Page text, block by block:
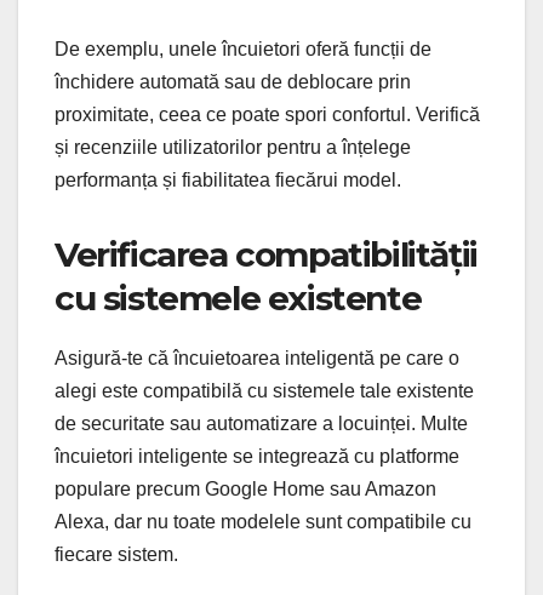
De exemplu, unele încuietori oferă funcții de
închidere automată sau de deblocare prin
proximitate, ceea ce poate spori confortul. Verifică
și recenziile utilizatorilor pentru a înțelege
performanța și fiabilitatea fiecărui model.
Verificarea compatibilității
cu sistemele existente
Asigură-te că încuietoarea inteligentă pe care o
alegi este compatibilă cu sistemele tale existente
de securitate sau automatizare a locuinței. Multe
încuietori inteligente se integrează cu platforme
populare precum Google Home sau Amazon
Alexa, dar nu toate modelele sunt compatibile cu
fiecare sistem.